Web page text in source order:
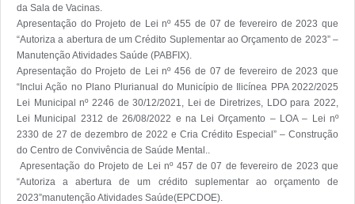
da Sala de Vacinas.
Apresentação do Projeto de Lei nº 455 de 07 de fevereiro de 2023 que
“Autoriza a abertura de um Crédito Suplementar ao Orçamento de 2023” –
Manutenção Atividades Saúde (PABFIX).
Apresentação do Projeto de Lei nº 456 de 07 de fevereiro de 2023 que
“Inclui Ação no Plano Plurianual do Município de Ilicínea PPA 2022/2025
Lei Municipal nº 2246 de 30/12/2021, Lei de Diretrizes, LDO para 2022,
Lei Municipal 2312 de 26/08/2022 e na Lei Orçamento – LOA – Lei nº
2330 de 27 de dezembro de 2022 e Cria Crédito Especial” – Construção
do Centro de Convivência de Saúde Mental..
Apresentação do Projeto de Lei nº 457 de 07 de fevereiro de 2023 que
“Autoriza a abertura de um crédito suplementar ao orçamento de
2023”manutenção Atividades Saúde(EPCDOE).